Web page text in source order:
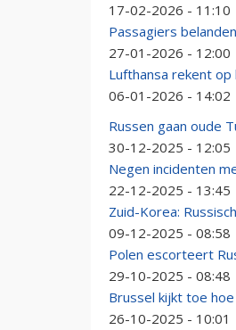
17-02-2026 - 11:10
Passagiers
27-01-2026 - 12:00
Lufthansa rekent op
06-01-2026 - 14:02
Russen gaan oude
30-12-2025 - 12:05
Negen incidenten
22-12-2025 - 13:45
Zuid-Korea:
09-12-2025 - 08:58
Polen escorteert
29-10-2025 - 08:48
Brussel kijkt toe
26-10-2025 - 10:01